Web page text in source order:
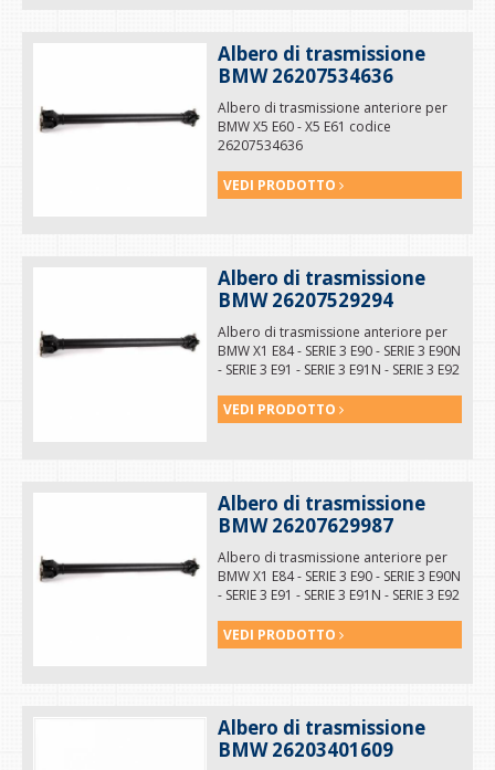
Albero di trasmissione
BMW 26207534636
Albero di trasmissione anteriore per
BMW X5 E60 - X5 E61 codice
26207534636
VEDI PRODOTTO
Albero di trasmissione
BMW 26207529294
Albero di trasmissione anteriore per
BMW X1 E84 - SERIE 3 E90 - SERIE 3 E90N
- SERIE 3 E91 - SERIE 3 E91N - SERIE 3 E92
VEDI PRODOTTO
Albero di trasmissione
BMW 26207629987
Albero di trasmissione anteriore per
BMW X1 E84 - SERIE 3 E90 - SERIE 3 E90N
- SERIE 3 E91 - SERIE 3 E91N - SERIE 3 E92
VEDI PRODOTTO
Albero di trasmissione
BMW 26203401609